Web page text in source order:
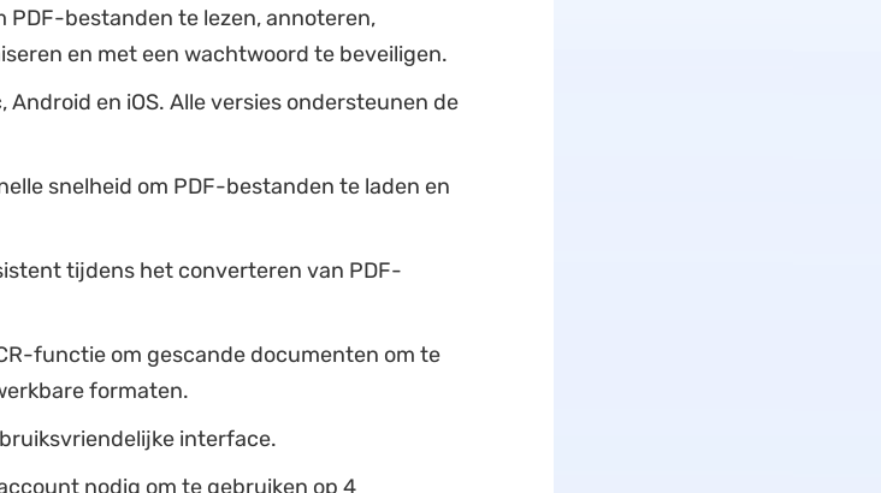
bestanden te lezen, annoteren,
en met een wachtwoord te beveiligen.
Android en iOS. Alle versies ondersteunen de
snelheid om PDF-bestanden te laden en
tijdens het converteren van PDF-
functie om gescande documenten om te
formaten.
interface.
nodig om te gebruiken op 4